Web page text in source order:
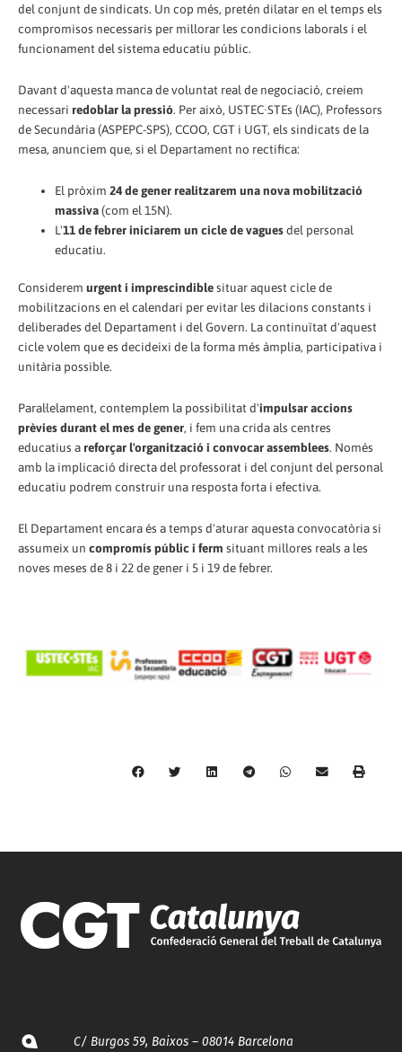
del conjunt de sindicats. Un cop més, pretén dilatar en el temps els
compromisos necessaris per millorar les condicions laborals i el
funcionament del sistema educatiu públic.
Davant d'aquesta manca de voluntat real de negociació, creiem
necessari redoblar la pressió. Per això, USTEC·STEs (IAC), Professors
de Secundària (ASPEPC-SPS), CCOO, CGT i UGT, els sindicats de la
mesa, anunciem que, si el Departament no rectifica:
El pròxim24 de gener realitzarem una nova mobilització
massiva(com el 15N).
L'11 de febrer iniciarem un cicle de vaguesdel personal
educatiu.
Considerem urgent i imprescindiblesituar aquest cicle de
mobilitzacions en el calendari per evitar les dilacions constants i
deliberades del Departament i del Govern. La continuïtat d'aquest
cicle volem que es decideixi de la forma més àmplia, participativa i
unitària possible.
Paral·lelament, contemplem la possibilitat d'impulsar accions
prèvies durant el mes de gener, i fem una crida als centres
educatius areforçar l'organització i convocar assemblees. Només
amb la implicació directa del professorat i del conjunt del personal
educatiu podrem construir una resposta forta i efectiva.
El Departament encara és a temps d'aturar aquesta convocatòria si
assumeix un compromís públic i ferm situant millores reals a les
noves meses de 8 i 22 de gener i 5 i 19 de febrer.
C/ Burgos 59, Baixos – 08014 Barcelona